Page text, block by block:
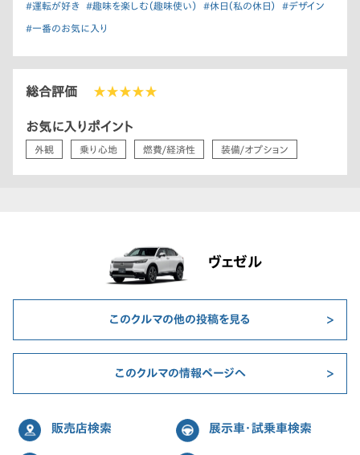
#運転が好き #趣味を楽しむ（趣味使い） #休日（私の休日） #デザイン
#一番のお気に入り
総合評価 ★★★★★
お気に入りポイント
外観 乗り心地 燃費/経済性 装備/オプション
ヴェゼル
このクルマの他の投稿を見る
このクルマの情報ページへ
販売店検索 展示車・試乗車検索